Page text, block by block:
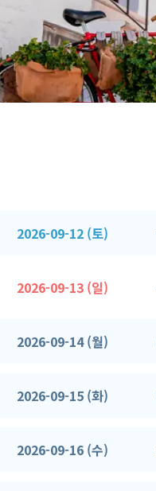
2026-09-12 (토)
2026-09-13 (일)
2026-09-14 (월)
2026-09-15 (화)
2026-09-16 (수)